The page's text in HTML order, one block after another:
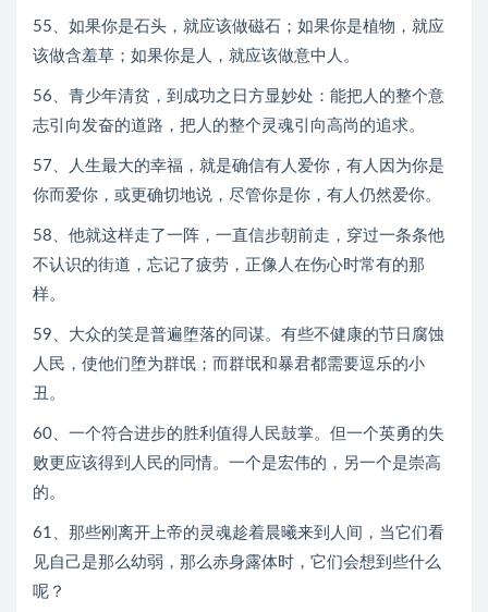
55、如果你是石头，就应该做磁石；如果你是植物，就应
该做含羞草；如果你是人，就应该做意中人。
56、青少年清贫，到成功之日方显妙处：能把人的整个意
志引向发奋的道路，把人的整个灵魂引向高尚的追求。
57、人生最大的幸福，就是确信有人爱你，有人因为你是
你而爱你，或更确切地说，尽管你是你，有人仍然爱你。
58、他就这样走了一阵，一直信步朝前走，穿过一条条他
不认识的街道，忘记了疲劳，正像人在伤心时常有的那
样。
59、大众的笑是普遍堕落的同谋。有些不健康的节日腐蚀
人民，使他们堕为群氓；而群氓和暴君都需要逗乐的小
丑。
60、一个符合进步的胜利值得人民鼓掌。但一个英勇的失
败更应该得到人民的同情。一个是宏伟的，另一个是崇高
的。
61、那些刚离开上帝的灵魂趁着晨曦来到人间，当它们看
见自己是那么幼弱，那么赤身露体时，它们会想到些什么
呢？